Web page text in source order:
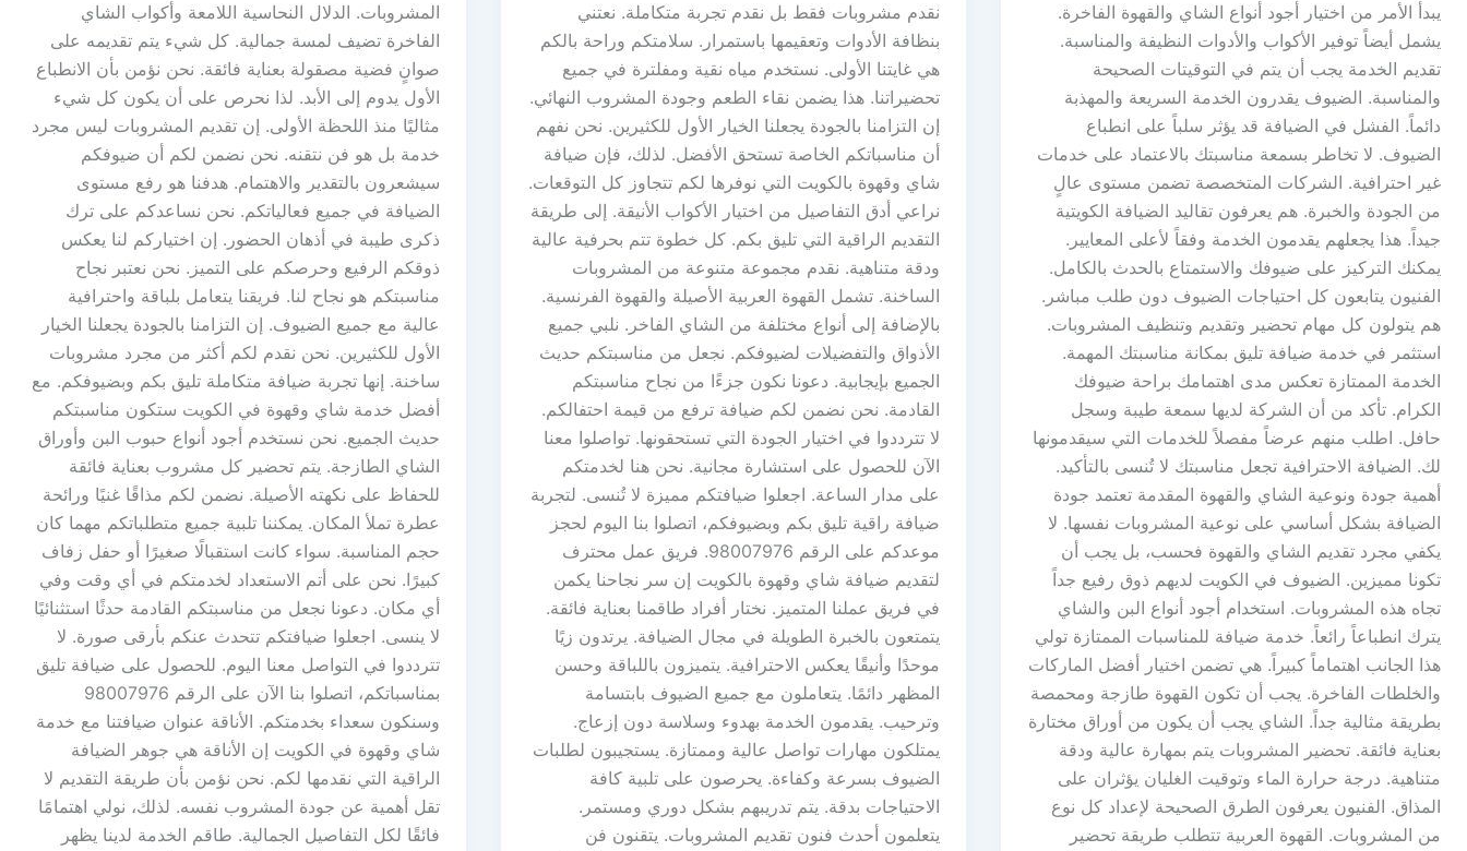
يبدأ الأمر من اختيار أجود أنواع الشاي والقهوة الفاخرة.
يشمل أيضاً توفير الأكواب والأدوات النظيفة والمناسبة.
تقديم الخدمة يجب أن يتم في التوقيتات الصحيحة
والمناسبة. الضيوف يقدرون الخدمة السريعة والمهذبة
دائماً. الفشل في الضيافة قد يؤثر سلباً على انطباع
الضيوف. لا تخاطر بسمعة مناسبتك بالاعتماد على خدمات
غير احترافية. الشركات المتخصصة تضمن مستوى عالٍ
من الجودة والخبرة. هم يعرفون تقاليد الضيافة الكويتية
جيداً. هذا يجعلهم يقدمون الخدمة وفقاً لأعلى المعايير.
يمكنك التركيز على ضيوفك والاستمتاع بالحدث بالكامل.
الفنيون يتابعون كل احتياجات الضيوف دون طلب مباشر.
هم يتولون كل مهام تحضير وتقديم وتنظيف المشروبات.
استثمر في خدمة ضيافة تليق بمكانة مناسبتك المهمة.
الخدمة الممتازة تعكس مدى اهتمامك براحة ضيوفك
الكرام. تأكد من أن الشركة لديها سمعة طيبة وسجل
حافل. اطلب منهم عرضاً مفصلاً للخدمات التي سيقدمونها
لك. الضيافة الاحترافية تجعل مناسبتك لا تُنسى بالتأكيد.
أهمية جودة ونوعية الشاي والقهوة المقدمة تعتمد جودة
الضيافة بشكل أساسي على نوعية المشروبات نفسها. لا
يكفي مجرد تقديم الشاي والقهوة فحسب، بل يجب أن
تكونا مميزين. الضيوف في الكويت لديهم ذوق رفيع جداً
تجاه هذه المشروبات. استخدام أجود أنواع البن والشاي
يترك انطباعاً رائعاً. خدمة ضيافة للمناسبات الممتازة تولي
هذا الجانب اهتماماً كبيراً. هي تضمن اختيار أفضل الماركات
والخلطات الفاخرة. يجب أن تكون القهوة طازجة ومحمصة
بطريقة مثالية جداً. الشاي يجب أن يكون من أوراق مختارة
بعناية فائقة. تحضير المشروبات يتم بمهارة عالية ودقة
متناهية. درجة حرارة الماء وتوقيت الغليان يؤثران على
المذاق. الفنيون يعرفون الطرق الصحيحة لإعداد كل نوع
من المشروبات. القهوة العربية تتطلب طريقة تحضير
نقدم مشروبات فقط بل نقدم تجربة متكاملة. نعتني
بنظافة الأدوات وتعقيمها باستمرار. سلامتكم وراحة بالكم
هي غايتنا الأولى. نستخدم مياه نقية ومفلترة في جميع
تحضيراتنا. هذا يضمن نقاء الطعم وجودة المشروب النهائي.
إن التزامنا بالجودة يجعلنا الخيار الأول للكثيرين. نحن نفهم
أن مناسباتكم الخاصة تستحق الأفضل. لذلك، فإن ضيافة
شاي وقهوة بالكويت التي نوفرها لكم تتجاوز كل التوقعات.
نراعي أدق التفاصيل من اختيار الأكواب الأنيقة. إلى طريقة
التقديم الراقية التي تليق بكم. كل خطوة تتم بحرفية عالية
ودقة متناهية. نقدم مجموعة متنوعة من المشروبات
الساخنة. تشمل القهوة العربية الأصيلة والقهوة الفرنسية.
بالإضافة إلى أنواع مختلفة من الشاي الفاخر. نلبي جميع
الأذواق والتفضيلات لضيوفكم. نجعل من مناسبتكم حديث
الجميع بإيجابية. دعونا نكون جزءًا من نجاح مناسبتكم
القادمة. نحن نضمن لكم ضيافة ترفع من قيمة احتفالكم.
لا تترددوا في اختيار الجودة التي تستحقونها. تواصلوا معنا
الآن للحصول على استشارة مجانية. نحن هنا لخدمتكم
على مدار الساعة. اجعلوا ضيافتكم مميزة لا تُنسى. لتجربة
ضيافة راقية تليق بكم وبضيوفكم، اتصلوا بنا اليوم لحجز
موعدكم على الرقم 98007976. فريق عمل محترف
لتقديم ضيافة شاي وقهوة بالكويت إن سر نجاحنا يكمن
في فريق عملنا المتميز. نختار أفراد طاقمنا بعناية فائقة.
يتمتعون بالخبرة الطويلة في مجال الضيافة. يرتدون زيًا
موحدًا وأنيقًا يعكس الاحترافية. يتميزون باللباقة وحسن
المظهر دائمًا. يتعاملون مع جميع الضيوف بابتسامة
وترحيب. يقدمون الخدمة بهدوء وسلاسة دون إزعاج.
يمتلكون مهارات تواصل عالية وممتازة. يستجيبون لطلبات
الضيوف بسرعة وكفاءة. يحرصون على تلبية كافة
الاحتياجات بدقة. يتم تدريبهم بشكل دوري ومستمر.
يتعلمون أحدث فنون تقديم المشروبات. يتقنون فن
المشروبات. الدلال النحاسية اللامعة وأكواب الشاي
الفاخرة تضيف لمسة جمالية. كل شيء يتم تقديمه على
صوانٍ فضية مصقولة بعناية فائقة. نحن نؤمن بأن الانطباع
الأول يدوم إلى الأبد. لذا نحرص على أن يكون كل شيء
مثاليًا منذ اللحظة الأولى. إن تقديم المشروبات ليس مجرد
خدمة بل هو فن نتقنه. نحن نضمن لكم أن ضيوفكم
سيشعرون بالتقدير والاهتمام. هدفنا هو رفع مستوى
الضيافة في جميع فعالياتكم. نحن نساعدكم على ترك
ذكرى طيبة في أذهان الحضور. إن اختياركم لنا يعكس
ذوقكم الرفيع وحرصكم على التميز. نحن نعتبر نجاح
مناسبتكم هو نجاح لنا. فريقنا يتعامل بلباقة واحترافية
عالية مع جميع الضيوف. إن التزامنا بالجودة يجعلنا الخيار
الأول للكثيرين. نحن نقدم لكم أكثر من مجرد مشروبات
ساخنة. إنها تجربة ضيافة متكاملة تليق بكم وبضيوفكم. مع
أفضل خدمة شاي وقهوة في الكويت ستكون مناسبتكم
حديث الجميع. نحن نستخدم أجود أنواع حبوب البن وأوراق
الشاي الطازجة. يتم تحضير كل مشروب بعناية فائقة
للحفاظ على نكهته الأصيلة. نضمن لكم مذاقًا غنيًا ورائحة
عطرة تملأ المكان. يمكننا تلبية جميع متطلباتكم مهما كان
حجم المناسبة. سواء كانت استقبالًا صغيرًا أو حفل زفاف
كبيرًا. نحن على أتم الاستعداد لخدمتكم في أي وقت وفي
أي مكان. دعونا نجعل من مناسبتكم القادمة حدثًا استثنائيًا
لا ينسى. اجعلوا ضيافتكم تتحدث عنكم بأرقى صورة. لا
تترددوا في التواصل معنا اليوم. للحصول على ضيافة تليق
بمناسباتكم، اتصلوا بنا الآن على الرقم 98007976
وسنكون سعداء بخدمتكم. الأناقة عنوان ضيافتنا مع خدمة
شاي وقهوة في الكويت إن الأناقة هي جوهر الضيافة
الراقية التي نقدمها لكم. نحن نؤمن بأن طريقة التقديم لا
تقل أهمية عن جودة المشروب نفسه. لذلك، نولي اهتمامًا
فائقًا لكل التفاصيل الجمالية. طاقم الخدمة لدينا يظهر